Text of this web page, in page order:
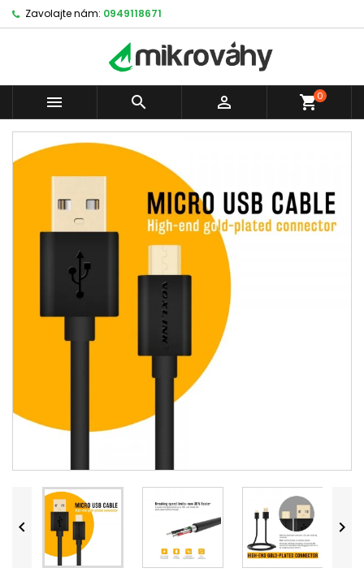
Zavolajte nám: 0949118671
   shopping_cart0
 